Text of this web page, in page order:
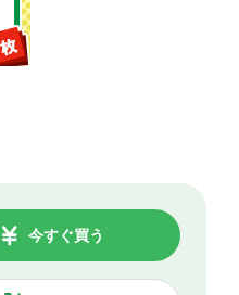
今すぐ買う